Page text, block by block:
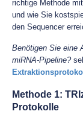
richtige Methode
und wie Sie
den Sequencer
Benötigen Sie eine
miRNA-Pipeline?
Extraktionsprotokoll
Methode 1:
Protokolle